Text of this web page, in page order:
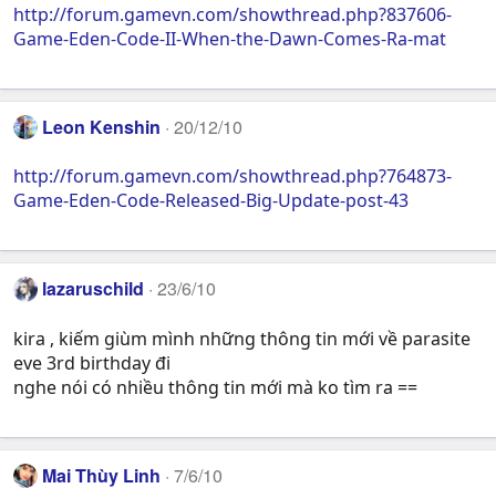
http://forum.gamevn.com/showthread.php?837606-
Game-Eden-Code-II-When-the-Dawn-Comes-Ra-mat
Leon Kenshin 20/12/10
http://forum.gamevn.com/showthread.php?764873-
Game-Eden-Code-Released-Big-Update-post-43
lazaruschild 23/6/10
kira , kiếm giùm mình những thông tin mới về parasite
eve 3rd birthday đi
nghe nói có nhiều thông tin mới mà ko tìm ra ==
Mai Thùy Linh 7/6/10